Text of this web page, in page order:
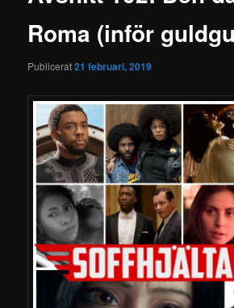
Roma (inför
Publicerat21 februari, 2019